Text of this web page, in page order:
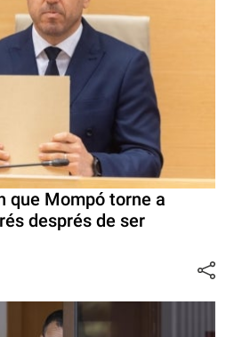
que Mompó torne a
després de ser